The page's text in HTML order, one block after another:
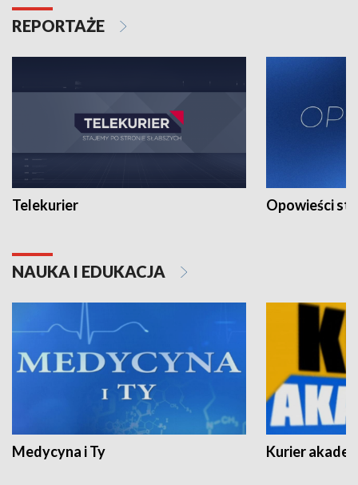
REPORTAŻE
Telekurier Opowieści
NAUKA I EDUKACJA
Medycyna i Ty Kurier